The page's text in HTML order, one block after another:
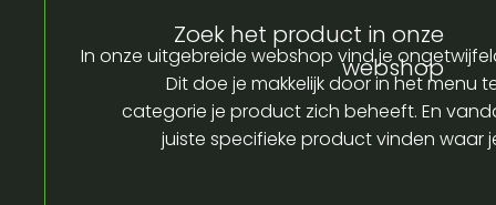
Zoek het product in onze
webshop
In onze uitgebreide webshop vind je
Dit doe je makkelijk door in het menu
categorie je product zich beheeft. En
juiste specifieke product vinden waar